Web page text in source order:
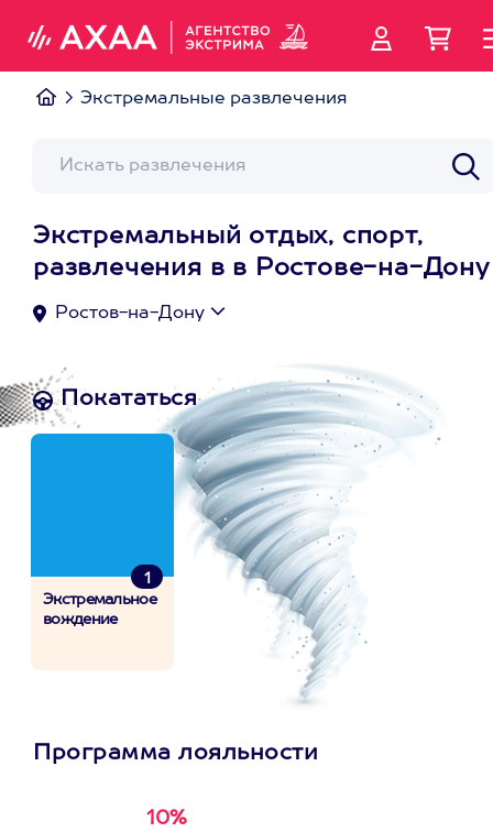
Экстремальные развлечения
Экстремальный отдых, спорт,
развлечения в в Ростове-на-Дону
Ростов-на-Дону
Покататься
1
Экстремальное
вождение
Программа лояльности
10%